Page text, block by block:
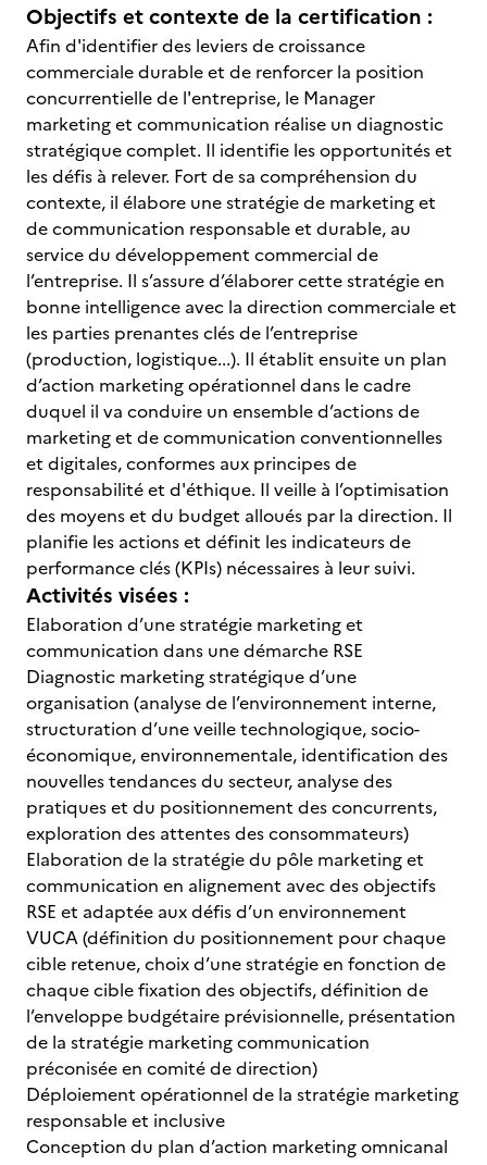
Objectifs et contexte de la certification :
Afin d'identifier des leviers de croissance
commerciale durable et de renforcer la position
concurrentielle de l'entreprise, le Manager
marketing et communication réalise un diagnostic
stratégique complet. Il identifie les opportunités et
les défis à relever. Fort de sa compréhension du
contexte, il élabore une stratégie de marketing et
de communication responsable et durable, au
service du développement commercial de
l’entreprise. Il s’assure d’élaborer cette stratégie en
bonne intelligence avec la direction commerciale et
les parties prenantes clés de l’entreprise
(production, logistique...). Il établit ensuite un plan
d’action marketing opérationnel dans le cadre
duquel il va conduire un ensemble d’actions de
marketing et de communication conventionnelles
et digitales, conformes aux principes de
responsabilité et d'éthique. Il veille à l’optimisation
des moyens et du budget alloués par la direction. Il
planifie les actions et définit les indicateurs de
performance clés (KPIs) nécessaires à leur suivi.
Activités visées :
Elaboration d’une stratégie marketing et
communication dans une démarche RSE
Diagnostic marketing stratégique d’une
organisation (analyse de l’environnement interne,
structuration d’une veille technologique, socio-
économique, environnementale, identification des
nouvelles tendances du secteur, analyse des
pratiques et du positionnement des concurrents,
exploration des attentes des consommateurs)
Elaboration de la stratégie du pôle marketing et
communication en alignement avec des objectifs
RSE et adaptée aux défis d’un environnement
VUCA (définition du positionnement pour chaque
cible retenue, choix d’une stratégie en fonction de
chaque cible fixation des objectifs, définition de
l’enveloppe budgétaire prévisionnelle, présentation
de la stratégie marketing communication
préconisée en comité de direction)
Déploiement opérationnel de la stratégie marketing
responsable et inclusive
Conception du plan d’action marketing omnicanal